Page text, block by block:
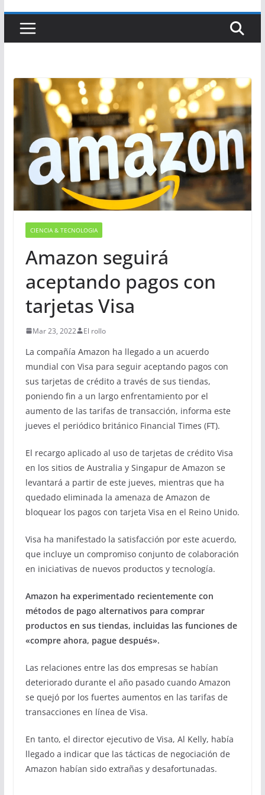
CIENCIA & TECNOLOGIA
Amazon seguirá
aceptando pagos con
tarjetas Visa
Mar 23, 2022 El rollo
La compañía Amazon ha llegado a un acuerdo
mundial con Visa para seguir aceptando pagos con
sus tarjetas de crédito a través de sus tiendas,
poniendo fin a un largo enfrentamiento por el
aumento de las tarifas de transacción, informa este
jueves el periódico británico Financial Times (FT).
El recargo aplicado al uso de tarjetas de crédito Visa
en los sitios de Australia y Singapur de Amazon se
levantará a partir de este jueves, mientras que ha
quedado eliminada la amenaza de Amazon de
bloquear los pagos con tarjeta Visa en el Reino Unido.
Visa ha manifestado la satisfacción por este acuerdo,
que incluye un compromiso conjunto de colaboración
en iniciativas de nuevos productos y tecnología.
Amazon ha experimentado recientemente con
métodos de pago alternativos para comprar
productos en sus tiendas, incluidas las funciones de
«compre ahora, pague después».
Las relaciones entre las dos empresas se habían
deteriorado durante el año pasado cuando Amazon
se quejó por los fuertes aumentos en las tarifas de
transacciones en línea de Visa.
En tanto, el director ejecutivo de Visa, Al Kelly, había
llegado a indicar que las tácticas de negociación de
Amazon habían sido extrañas y desafortunadas.